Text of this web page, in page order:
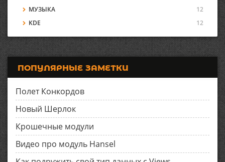
МУЗЫКА
12
KDE
12
ПОПУЛЯРНЫЕ ЗАМЕТКИ
Полет Конкордов
Новый Шерлок
Крошечные модули
Видео про модуль Hansel